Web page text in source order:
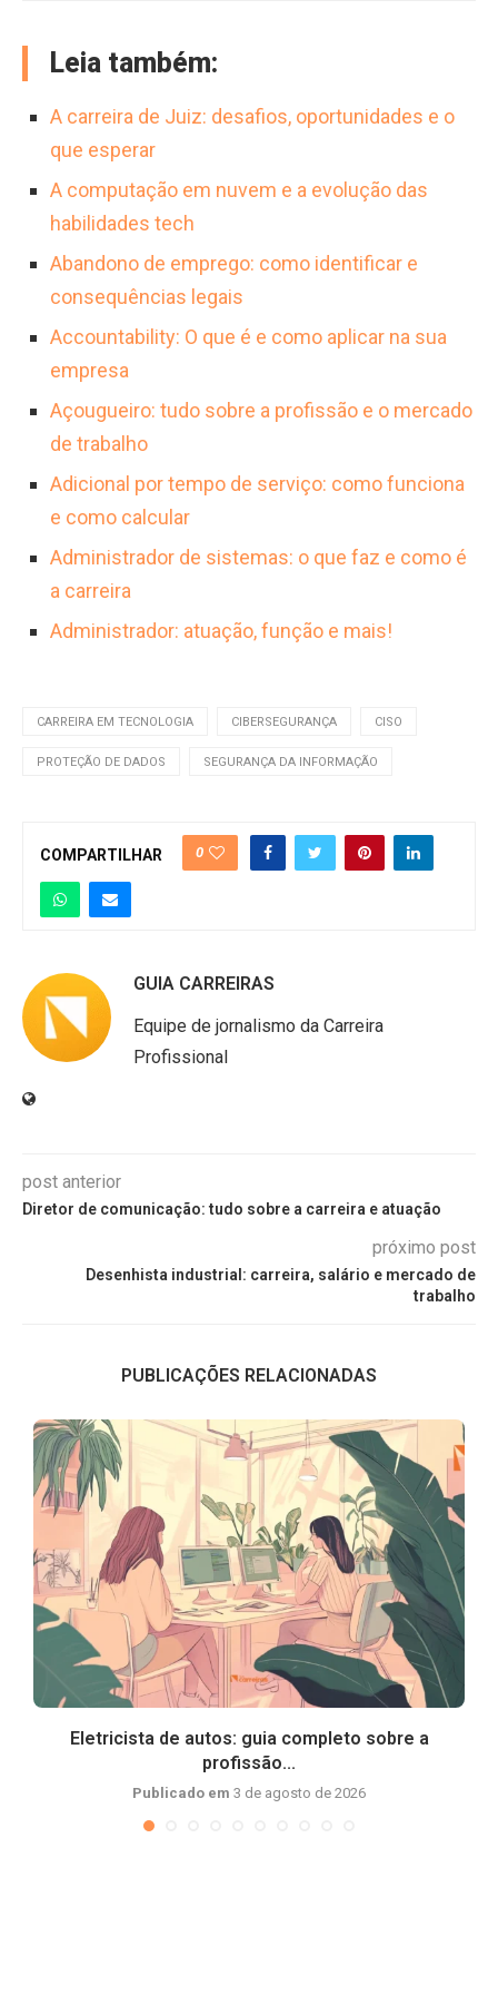
regulamentações.
evolução no ciberespaço para proteger a
garantir a continuidade operacional.
segurança no emprego. É uma posição
estratégica na organização, com tarefas
desafiadoras e relevantes, sendo essencial
para a proteção dos ativos digitais no cenário
de ciberataques.
Leia também:
A carreira de Juiz: desafios, oportunidades e o
que esperar
A computação em nuvem e a evolução das
habilidades tech
Abandono de emprego: como identificar e
consequências legais
Accountability: O que é e como aplicar na sua
empresa
Açougueiro: tudo sobre a profissão e o mercado
de trabalho
Adicional por tempo de serviço: como funciona
e como calcular
Administrador de sistemas: o que faz e como é
a carreira
Administrador: atuação, função e mais!
CARREIRA EM TECNOLOGIA CIBERSEGURANÇA CISO
PROTEÇÃO DE DADOS SEGURANÇA DA INFORMAÇÃO
COMPARTILHAR 0
GUIA CARREIRAS
Equipe de jornalismo da Carreira
Profissional
post anterior
Diretor de comunicação: tudo sobre a carreira e atuação
próximo post
Desenhista industrial: carreira, salário e mercado de
trabalho
PUBLICAÇÕES RELACIONADAS
Eletricista de autos: guia completo sobre a
profissão...
Publicado em 3 de agosto de 2026